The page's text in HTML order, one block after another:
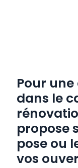
Pour
dans le
propose
pose ou
vos